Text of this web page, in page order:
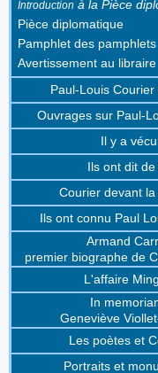
Introduction à la Pièce
Pièce diplomatique
Pamphlet des pamphlets
Avertissement au libraire
Paul-Louis Courier
Ouvrages sur Paul-
Il y a vécu
Ils ont dit de
Courier devant
Ils ont connu Paul
Armand
premier biographe de
L'affaire
In
Geneviève
Les poètes et
Portraits et